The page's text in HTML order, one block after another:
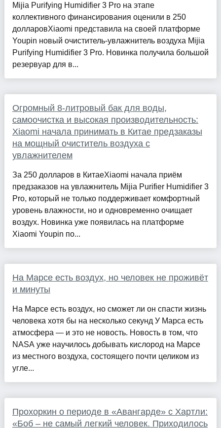
Mijia Purifying Humidifier 3 Pro на этапе
коллективного финансирования оценили в 250
долларовXiaomi представила на своей платформе
Youpin новый очиститель-увлажнитель воздуха Mijia
Purifying Humidifier 3 Pro. Новинка получила большой
резервуар для в...
Огромный 8-литровый бак для воды,
самоочистка и высокая производительность:
Xiaomi начала принимать в Китае предзаказы
на мощный очиститель воздуха с
увлажнителем
За 250 долларов в КитаеXiaomi начала приём
предзаказов на увлажнитель Mijia Purifier Humidifier 3
Pro, который не только поддерживает комфортный
уровень влажности, но и одновременно очищает
воздух. Новинка уже появилась на платформе
Xiaomi Youpin по...
На Марсе есть воздух, но человек не проживёт
и минуты
На Марсе есть воздух, но сможет ли он спасти жизнь
человека хотя бы на несколько секунд У Марса есть
атмосфера — и это не новость. Новость в том, что
NASA уже научилось добывать кислород на Марсе
из местного воздуха, состоящего почти целиком из
угле...
Прохоркин о периоде в «Авангарде» с Хартли:
«Боб – не самый легкий человек. Приходилось